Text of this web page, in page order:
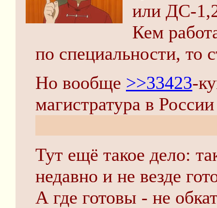
или ДС-
Кем
по специальности, то
Но вообще >>33423-
магистратура в
Тут ещё такое дело:
недавно и не везде
А где готовы - не